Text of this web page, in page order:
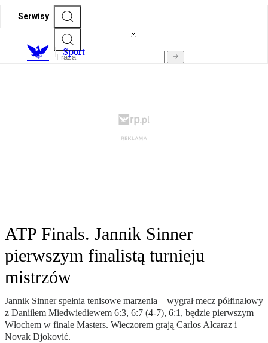
Serwisy
Sport
ATP Finals. Jannik Sinner
pierwszym finalistą turnieju
mistrzów
Jannik Sinner spełnia tenisowe marzenia – wygrał mecz półfinałowy
z Daniiłem Miedwiediewem 6:3, 6:7 (4-7), 6:1, będzie pierwszym
Włochem w finale Masters. Wieczorem grają Carlos Alcaraz i
Novak Djoković.